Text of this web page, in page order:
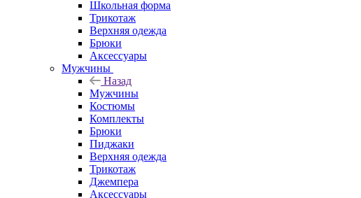
Школьная форма
Трикотаж
Верхняя одежда
Брюки
Аксессуары
Мужчины
Назад
Мужчины
Костюмы
Комплекты
Брюки
Пиджаки
Верхняя одежда
Трикотаж
Джемпера
Аксессуары